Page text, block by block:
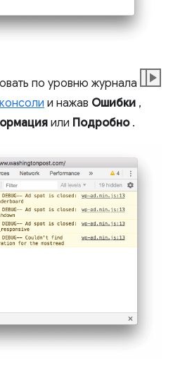
по уровню журнала
и нажав Ошибки ,
или Подробно.